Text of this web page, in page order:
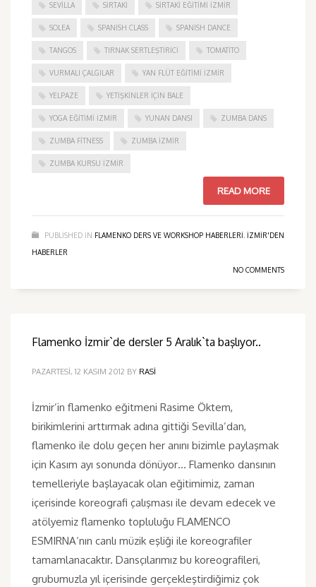
SEVILLA SIRTAKI SIRTAKI EĞITIMI İZMIR
SOLEA SPANISH CLASS SPANISH DANCE
TANGOS TIRNAK SERTLEŞTIRICI TOMATITO
VURMALI ÇALGILAR YAN FLÜT EĞITIMI İZMIR
YELPAZE YETIŞKINLER IÇIN BALE
YOGA EĞITIMI İZMIR YUNAN DANSI ZUMBA DANS
ZUMBA FITNESS ZUMBA İZMIR
ZUMBA KURSU İZMIR
READ MORE
PUBLISHED IN FLAMENKO DERS VE WORKSHOP HABERLERI, IZMIR'DEN
HABERLER
NO COMMENTS
Flamenko İzmir`de dersler 5 Aralık`ta başlıyor..
PAZARTESI, 12 KASIM 2012 BY RASI
İzmir’in flamenko eğitmeni Rasime Öktem,
birikimlerini arttırmak adına gittiği Sevilla’dan,
flamenko ile dolu geçen her anını bizimle paylaşmak
için Kasım ayı sonunda dönüyor… Flamenko dansının
temelleriyle başlayacak olan eğitimimiz, zaman
içerisinde koreografi çalışması ile devam edecek ve
atölyemiz flamenko topluluğu FLAMENCO
ESMIRNA‘nın canlı müzik eşliği ile koreografiler
tamamlanacaktır. Dansçılarımız bu koreografileri,
grubumuzla yıl içerisinde gerçekleştirdiğimiz çok